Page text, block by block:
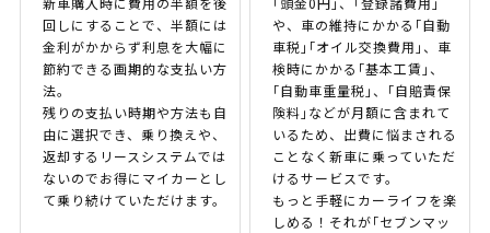
回しにすることで、半額には
金利がかからず利息を大幅に
節約できる画期的な支払い方
法。
残りの支払い時期や方法も自
由に選択でき、乗り換えや、
返却するリースシステムでは
ないのでお得にマイカーとし
て乗り続けていただけます。
や、車の維持にかかる｢自動
車税｣｢オイル交換費用｣、車
検時にかかる｢基本工賃｣、
｢自動車重量税｣、｢自賠責保
険料｣などが月額に含まれて
いるため、出費に悩まされる
ことなく新車に乗っていただ
けるサービスです。
もっと手軽にカーライフを楽
しめる！それが｢セブンマッ